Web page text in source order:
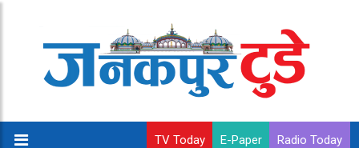
TV Today E-Paper Radio Today